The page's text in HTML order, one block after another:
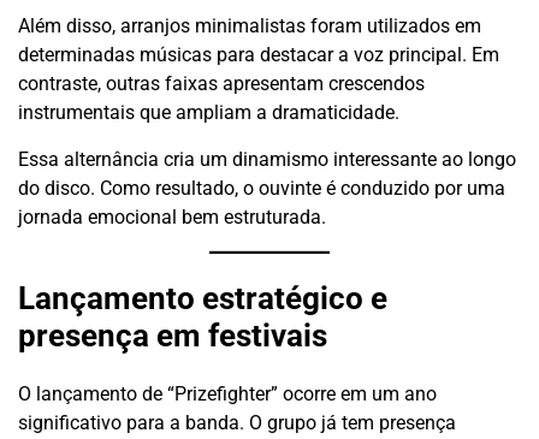
Além disso, arranjos minimalistas foram utilizados em
determinadas músicas para destacar a voz principal. Em
contraste, outras faixas apresentam crescendos
instrumentais que ampliam a dramaticidade.
Essa alternância cria um dinamismo interessante ao longo
do disco. Como resultado, o ouvinte é conduzido por uma
jornada emocional bem estruturada.
Lançamento estratégico e
presença em festivais
O lançamento de “Prizefighter” ocorre em um ano
significativo para a banda. O grupo já tem presença